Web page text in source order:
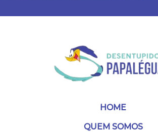
HOME
QUEM SOMOS